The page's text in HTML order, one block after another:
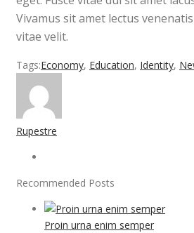
Vivamus sit amet lectus
vitae velit.
Tags:Economy, Education, Identity,
Rupestre
Recommended Posts
Proin urna enim semper